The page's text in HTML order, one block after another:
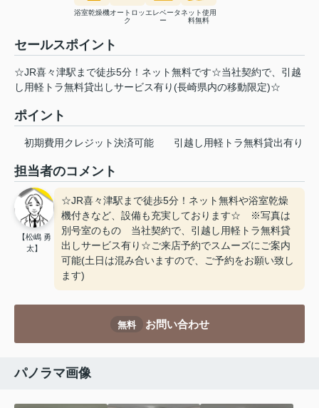
浴室乾燥機オートロッ
ク
エレベータ
ー
ネット使用
料無料
セールスポイント
☆JR喜々津駅まで徒歩5分！ネット無料です☆当社契約で、引越
し用軽トラ無料貸出しサービス有り(長崎県内の移動限定)☆
ポイント
初期費用クレジット決済可能 引越し用軽トラ無料貸出有り
担当者のコメント
【松嶋 勇
太】
☆JR喜々津駅まで徒歩5分！ネット無料や浴室乾燥
機付きなど、設備も充実しております☆ ※写真は
別号室のもの 当社契約で、引越し用軽トラ無料貸
出しサービス有り☆ご来店予約でスムーズにご案内
可能(土日は混み合いますので、ご予約をお願い致し
ます)
無料 お問い合わせ
パノラマ画像